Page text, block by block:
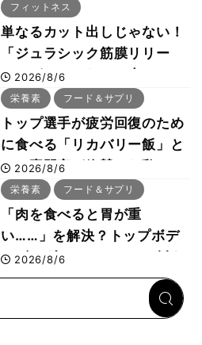
フィットネス
単なるカット出しじゃない！
「ジュラシック筋膜リリー
ス」が口コミだけで大ヒット
した納得の理由 木澤大祐が
解説
2026/8/6
栄養素 フード＆サプリ
トップ選手が疲労回復のため
に食べる「リカバリー飯」と
は？専門家が絶賛した鶏レバ
ー活用法
2026/8/6
栄養素 フード＆サプリ
「肉を食べると胃が重
い……」を解決？トップボデ
ィビルダーのリカバリー飯を
専門家がロジカル解説
2026/8/6